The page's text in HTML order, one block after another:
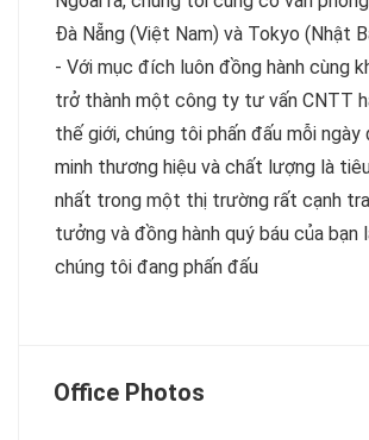
Đà Nẵng (Việt Nam) và Tokyo (Nhật
- Với mục đích luôn đồng hành cùng
trở thành một công ty tư vấn CNTT
thế giới, chúng tôi phấn đấu mỗi
minh thương hiệu và chất lượng là
nhất trong một thị trường rất cạnh
tưởng và đồng hành quý báu của bạn
chúng tôi đang phấn đấu
Office Photos